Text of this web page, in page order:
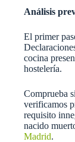
Análisis
El primer
cocina
hostelería.
Comprueba
verificamos
requisito
nacido
Madrid.